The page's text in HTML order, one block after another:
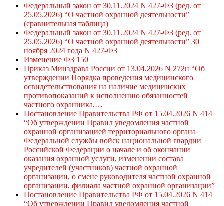
Федеральный закон от 30.11.2024 N 427-ФЗ (ред. от
25.05.2026) “О частной охранной деятельности”
(сравнительная таблица)
Федеральный закон от 30.11.2024 N 427-ФЗ (ред. от
25.05.2026) “О частной охранной деятельности” 30
ноября 2024 года N 427-ФЗ
Изменение ФЗ 150
Приказ Минздрава России от 13.04.2026 N 272н “Об
утверждении Порядка проведения медицинского
освидетельствования на наличие медицинских
противопоказаний к исполнению обязанностей
частного охранника,…
Постановление Правительства РФ от 15.04.2026 N 414
“Об утверждении Правил уведомления частной
охранной организацией территориального органа
Федеральной службы войск национальной гвардии
Российской Федерации о начале и об окончании
оказания охранной услуги, изменении состава
учредителей (участников) частной охранной
организации, о смене руководителя частной охранной
организации, филиала частной охранной организации”
Постановление Правительства РФ от 15.04.2026 N 414
“Об утверждении Правил уведомления частной